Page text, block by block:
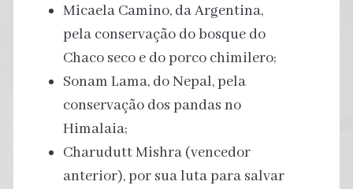
Micaela Camino, da Argentina,
pela conservação do bosque do
Chaco seco e do porco chimilero;
Sonam Lama, do Nepal, pela
conservação dos pandas no
Himalaia;
Charudutt Mishra (vencedor
anterior), por sua luta para salvar